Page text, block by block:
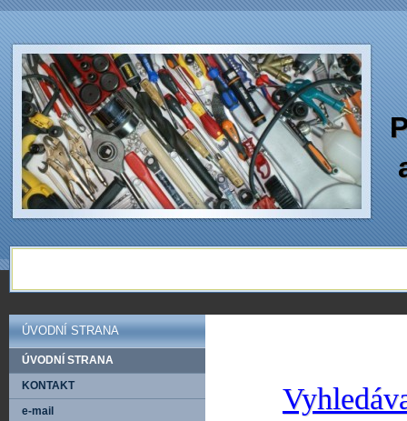
ÚVODNÍ STRANA
ÚVODNÍ STRANA
KONTAKT
e-mail